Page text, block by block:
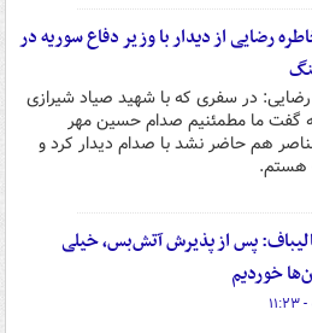
رضایی از دیدار با وزیر دفاع سوریه در
در سفری که با شهید صیاد شیرازی
گفت ما مطمئنیم صدام حسین مهر
هم حاضر نشد با صدام دیدار کرد و
هستم.
پس از پذیرش آتش‌بس، خیلی
خوردیم